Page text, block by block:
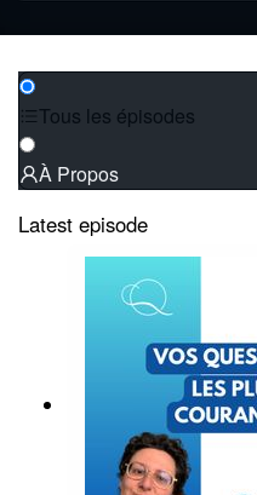
Tous les épisodes
À Propos
Latest episode